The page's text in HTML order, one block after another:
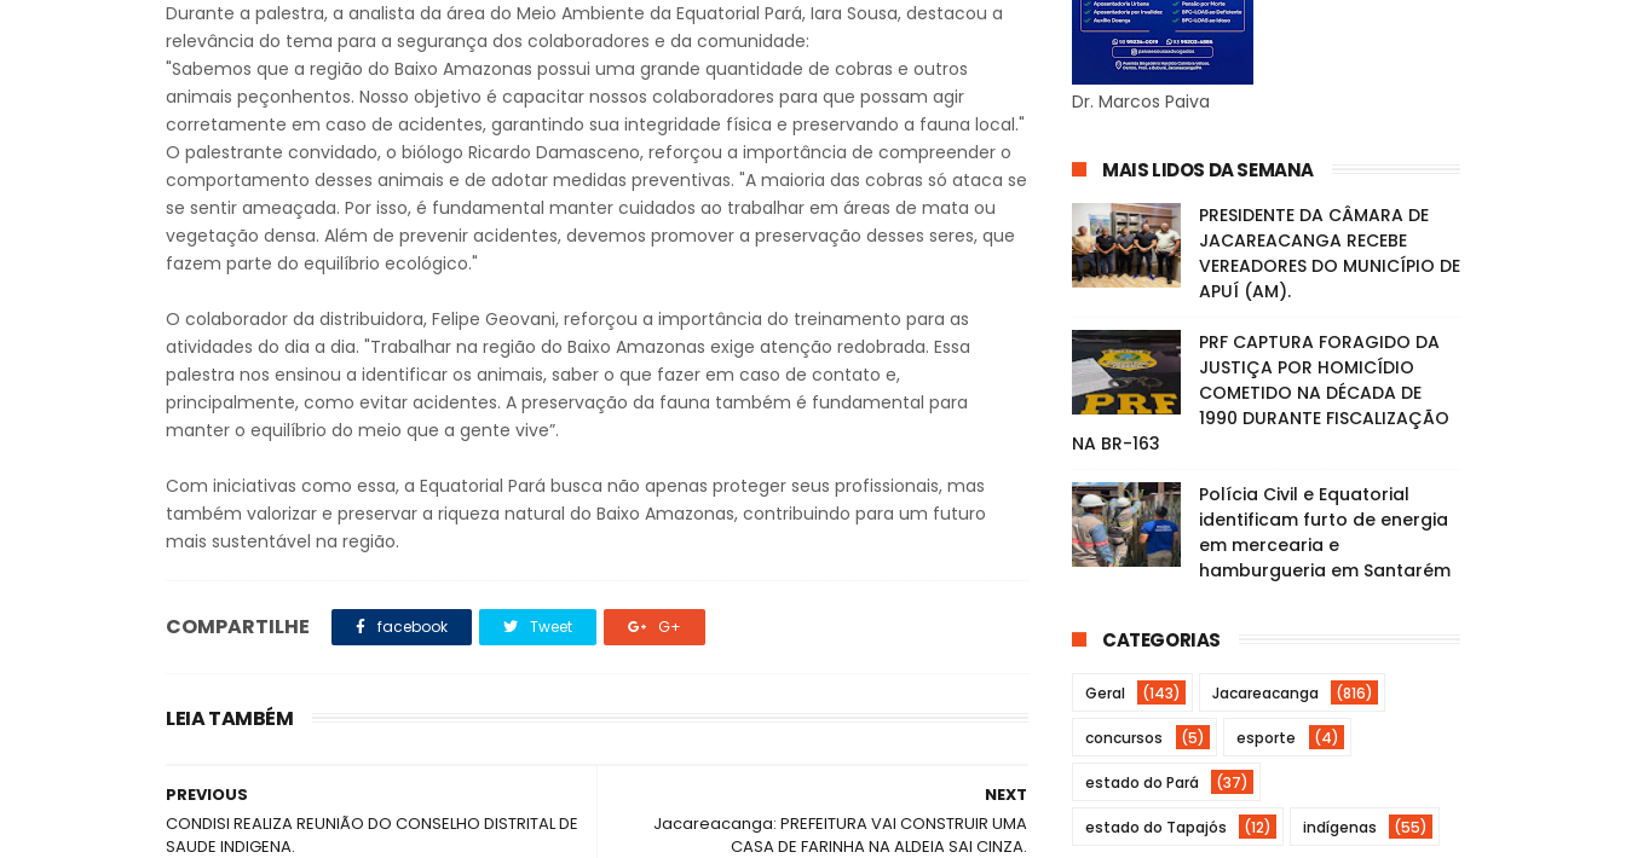
Durante a palestra, a analista da área do Meio Ambiente da Equatorial Pará, Iara Sousa, destacou a
relevância do tema para a segurança dos colaboradores e da comunidade:
"Sabemos que a região do Baixo Amazonas possui uma grande quantidade de cobras e outros
animais peçonhentos. Nosso objetivo é capacitar nossos colaboradores para que possam agir
corretamente em caso de acidentes, garantindo sua integridade física e preservando a fauna local."
O palestrante convidado, o biólogo Ricardo Damasceno, reforçou a importância de compreender o
comportamento desses animais e de adotar medidas preventivas. "A maioria das cobras só ataca se
se sentir ameaçada. Por isso, é fundamental manter cuidados ao trabalhar em áreas de mata ou
vegetação densa. Além de prevenir acidentes, devemos promover a preservação desses seres, que
fazem parte do equilíbrio ecológico."
O colaborador da distribuidora, Felipe Geovani, reforçou a importância do treinamento para as
atividades do dia a dia. "Trabalhar na região do Baixo Amazonas exige atenção redobrada. Essa
palestra nos ensinou a identificar os animais, saber o que fazer em caso de contato e,
principalmente, como evitar acidentes. A preservação da fauna também é fundamental para
manter o equilíbrio do meio que a gente vive”.
Com iniciativas como essa, a Equatorial Pará busca não apenas proteger seus profissionais, mas
também valorizar e preservar a riqueza natural do Baixo Amazonas, contribuindo para um futuro
mais sustentável na região.
COMPARTILHE facebook Tweet G+
LEIA TAMBÉM
NEXT
Jacareacanga: PREFEITURA VAI CONSTRUIR UMA
CASA DE FARINHA NA ALDEIA SAI CINZA.
PREVIOUS
CONDISI REALIZA REUNIÃO DO CONSELHO DISTRITAL DE
SAUDE INDIGENA.
Dr. Marcos Paiva
MAIS LIDOS DA SEMANA
PRESIDENTE DA CÂMARA DE
JACAREACANGA RECEBE
VEREADORES DO MUNICÍPIO DE
APUÍ (AM).
PRF CAPTURA FORAGIDO DA
JUSTIÇA POR HOMICÍDIO
COMETIDO NA DÉCADA DE
1990 DURANTE FISCALIZAÇÃO
NA BR-163
Polícia Civil e Equatorial
identificam furto de energia
em mercearia e
hamburgueria em Santarém
CATEGORIAS
Geral (143) Jacareacanga (816)
concursos (5) esporte (4)
estado do Pará (37)
estado do Tapajós (12) indígenas (55)